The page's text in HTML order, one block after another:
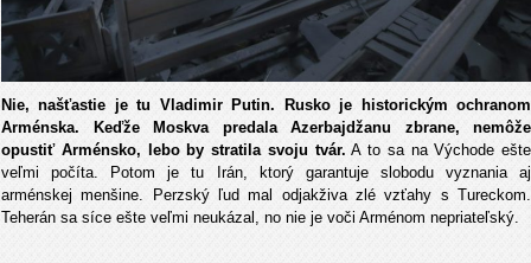
Nie, našťastie je tu Vladimir Putin. Rusko je historickým ochranom
Arménska. Keďže Moskva predala Azerbajdžanu zbrane, nemôže
opustiť Arménsko, lebo by stratila svoju tvár. A to sa na Východe ešte
veľmi počíta. Potom je tu Irán, ktorý garantuje slobodu vyznania aj
arménskej menšine. Perzský ľud mal odjakživa zlé vzťahy s Tureckom.
Teherán sa síce ešte veľmi neukázal, no nie je voči Arménom nepriateľský.